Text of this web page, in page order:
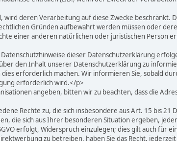
deren Verarbeitung auf diese Zwecke beschränkt.
Gründen aufbewahrt werden müssen oder
einer anderen natürlichen oder juristischen Person
dieser Datenschutzerklärung
den Inhalt unserer Datenschutzerklärung zu
erforderlich machen. Wir informieren Sie, sobald
erforderlich wird.</p>
angeben, bitten wir zu beachten, dass die
Rechte zu, die sich insbesondere aus Art. 15 bis 21
die sich aus Ihrer besonderen Situation ergeben,
erfolgt, Widerspruch einzulegen; dies gilt auch für
zu betreiben, haben Sie das Recht,